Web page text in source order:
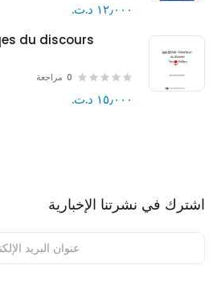
١٢٫٠٠٠ د.ت.‏
du discours
0 مراجعة
١٥٫٠٠٠ د.ت.‏
اشترك في نشرتنا الإخبارية